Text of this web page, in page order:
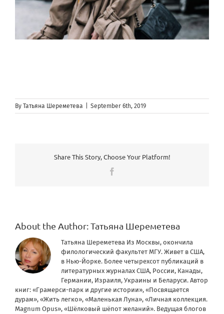
By Татьяна Шереметева September 6th, 2019
Share This Story, Choose Your Platform!
About the Author:Татьяна Шереметева
Татьяна Шереметева Из Москвы, окончила
филологический факультет МГУ. Живет в США,
в Нью-Йорке. Более четырехсот публикаций в
литературных журналах США, России, Канады,
Германии, Израиля, Украины и Беларуси. Автор
книг: «Грамерси-парк и другие истории», «Посвящается
дурам», «Жить легко», «Маленькая Луна», «Личная коллекция.
Magnum Opus», «Шёлковый шёпот желаний». Ведущая блогов